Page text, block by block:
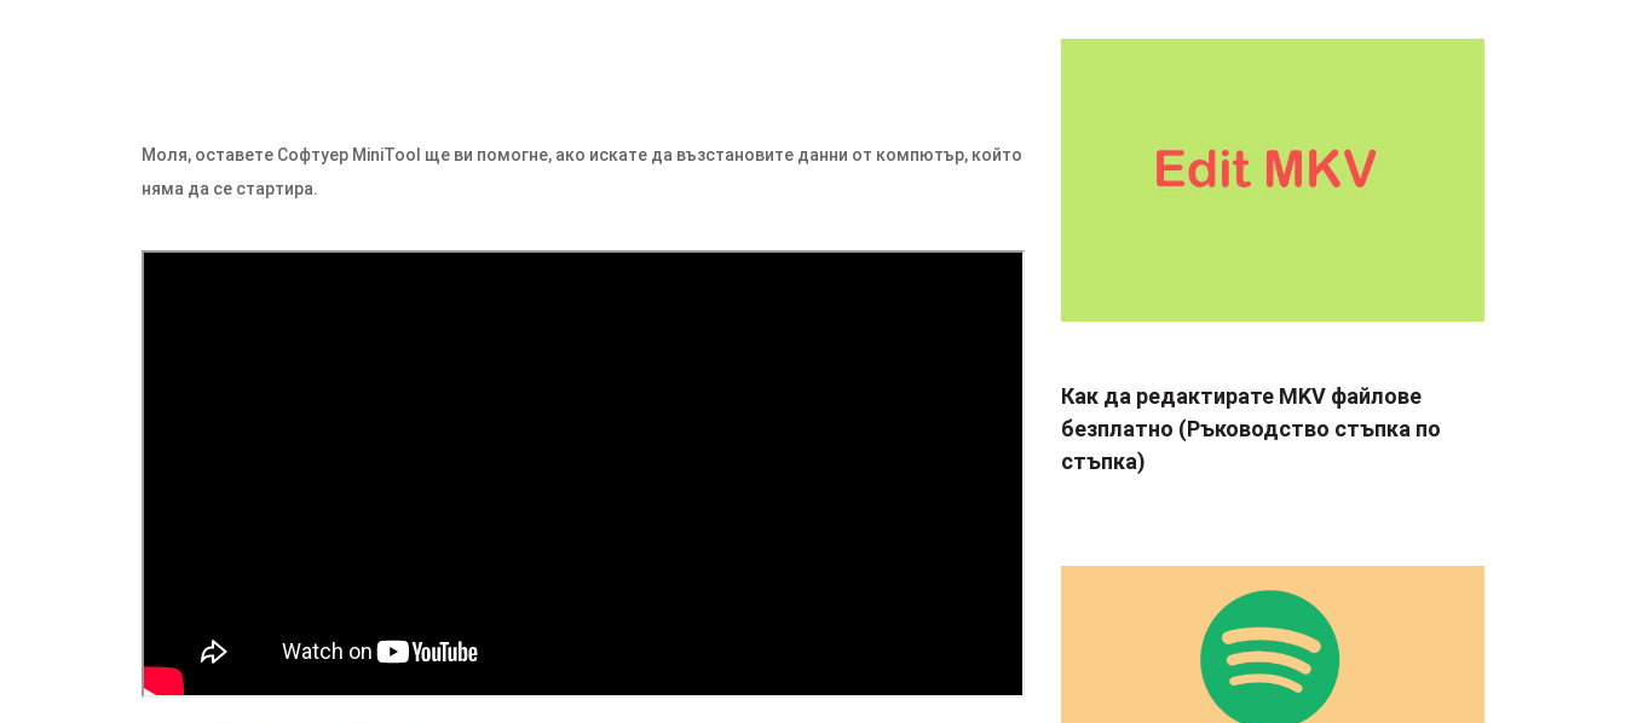
Моля, оставете Софтуер MiniTool ще ви помогне, ако искате да възстановите данни от компютър, който
няма да се стартира.
Как да редактирате MKV файлове
безплатно (Ръководство стъпка по
стъпка)